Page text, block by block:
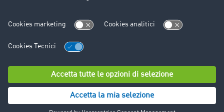
Assistenza
© TIMOCOM GmbH 2024. Tutti i diritti riservati